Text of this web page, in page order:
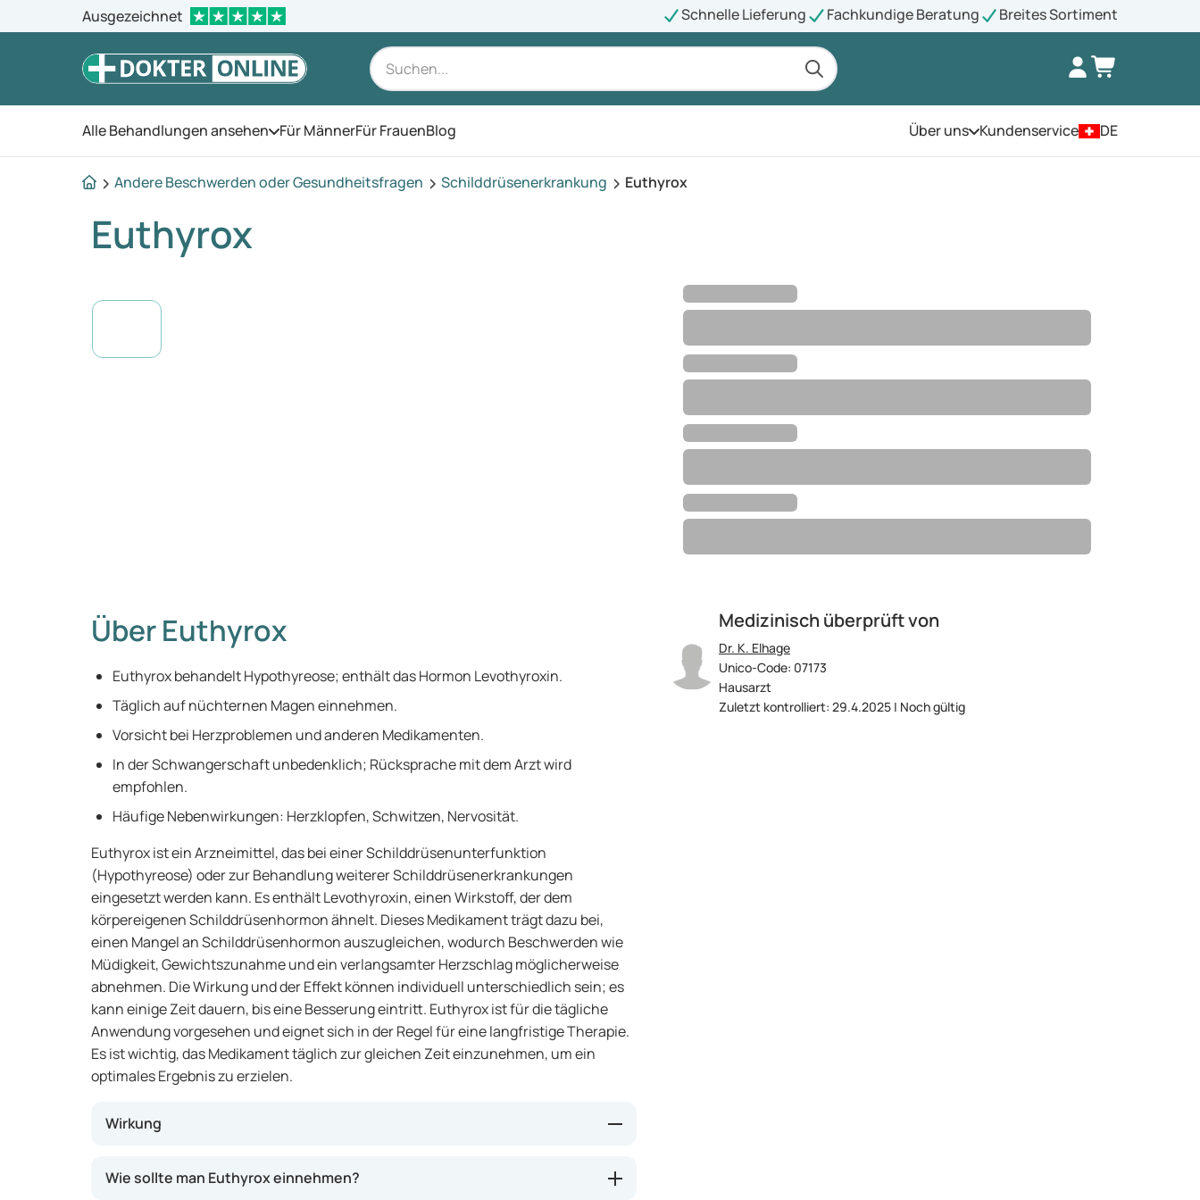
Ausgezeichnet Schnelle Lieferung Fachkundige Beratung Breites Sortiment
Alle Behandlungen ansehen Öffnen Sie das Menü
Für MännerFür FrauenBlog Über unsÖffnen Sie das Menü
Kundenservice DE
Andere Beschwerden oder Gesundheitsfragen Schilddrüsenerkrankung Euthyrox
Euthyrox
Medizinisch überprüft von
Dr. K. Elhage
Unico-Code: 07173
Hausarzt
Zuletzt kontrolliert: 29.4.2025 | Noch gültig
Über Euthyrox
Euthyrox behandelt Hypothyreose; enthält das Hormon Levothyroxin.
Täglich auf nüchternen Magen einnehmen.
Vorsicht bei Herzproblemen und anderen Medikamenten.
In der Schwangerschaft unbedenklich; Rücksprache mit dem Arzt wird
empfohlen.
Häufige Nebenwirkungen: Herzklopfen, Schwitzen, Nervosität.
Euthyrox ist ein Arzneimittel, das bei einer Schilddrüsenunterfunktion
(Hypothyreose) oder zur Behandlung weiterer Schilddrüsenerkrankungen
eingesetzt werden kann. Es enthält Levothyroxin, einen Wirkstoff, der dem
körpereigenen Schilddrüsenhormon ähnelt. Dieses Medikament trägt dazu bei,
einen Mangel an Schilddrüsenhormon auszugleichen, wodurch Beschwerden wie
Müdigkeit, Gewichtszunahme und ein verlangsamter Herzschlag möglicherweise
abnehmen. Die Wirkung und der Effekt können individuell unterschiedlich sein; es
kann einige Zeit dauern, bis eine Besserung eintritt. Euthyrox ist für die tägliche
Anwendung vorgesehen und eignet sich in der Regel für eine langfristige Therapie.
Es ist wichtig, das Medikament täglich zur gleichen Zeit einzunehmen, um ein
optimales Ergebnis zu erzielen.
Wirkung
Stoffwechsel wieder normal funktionieren kann. Dadurch können
Wie sollte man Euthyrox einnehmen?